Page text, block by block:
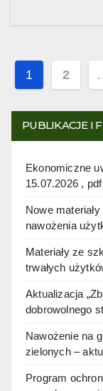
Posts
1 2
PUBLIKACJE I
Ekonomiczne
15.07.2026 ,
Nowe
nawożenia
Materiały ze
trwałych
Aktualizacja
dobrowolnego
Nawożenie na
zielonych –
Program